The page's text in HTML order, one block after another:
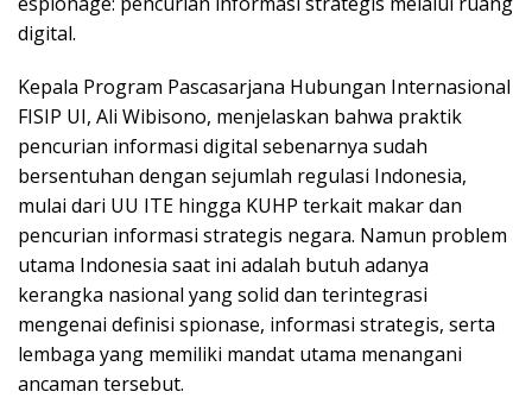
digital.
Kepala Program Pascasarjana Hubungan Internasional
FISIP UI, Ali Wibisono, menjelaskan bahwa praktik
pencurian informasi digital sebenarnya sudah
bersentuhan dengan sejumlah regulasi Indonesia,
mulai dari UU ITE hingga KUHP terkait makar dan
pencurian informasi strategis negara. Namun problem
utama Indonesia saat ini adalah butuh adanya
kerangka nasional yang solid dan terintegrasi
mengenai definisi spionase, informasi strategis, serta
lembaga yang memiliki mandat utama menangani
ancaman tersebut.